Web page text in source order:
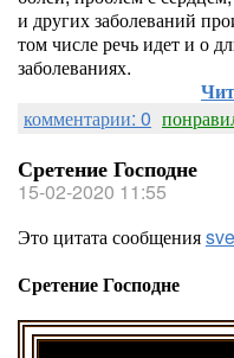
и других заболеваний
том числе речь идет и о
заболеваниях.
комментарии: 0
Сретение Господне
15-02-2020 11:55
Это цитата сообщения
Сретение Господне